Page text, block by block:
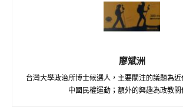
廖斌洲
台灣大學政治所博士候選人，主要關注的議題為
中國民權運動；額外的興趣為政教關